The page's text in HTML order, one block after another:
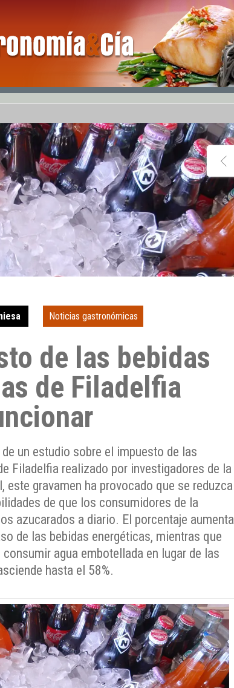
Noticias gastronómicas
de las bebidas
de Filadelfia
un estudio sobre el impuesto de las
Filadelfia realizado por investigadores de la
este gravamen ha provocado que se reduzca
de que los consumidores de la
azucarados a diario. El porcentaje aumenta
de las bebidas energéticas, mientras que
consumir agua embotellada en lugar de las
hasta el 58%.